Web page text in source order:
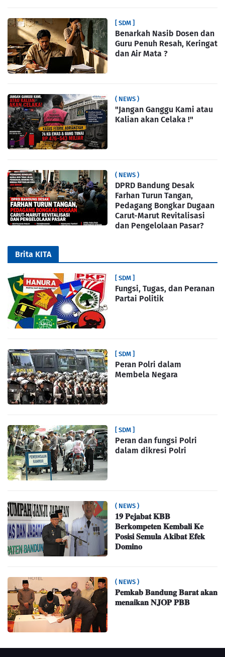
[ SDM ]
Benarkah Nasib Dosen dan
Guru Penuh Resah, Keringat
dan Air Mata ?
( NEWS )
"Jangan Ganggu Kami atau
Kalian akan Celaka !"
( NEWS )
DPRD Bandung Desak
Farhan Turun Tangan,
Pedagang Bongkar Dugaan
Carut-Marut Revitalisasi
dan Pengelolaan Pasar?
Brita KITA
[ SDM ]
Fungsi, Tugas, dan Peranan
Partai Politik
[ SDM ]
Peran Polri dalam
Membela Negara
[ SDM ]
Peran dan fungsi Polri
dalam dikresi Polri
( NEWS )
𝟏𝟗 𝐏𝐞𝐣𝐚𝐛𝐚𝐭 𝐊𝐁𝐁
𝐁𝐞𝐫𝐤𝐨𝐦𝐩𝐞𝐭𝐞𝐧 𝐊𝐞𝐦𝐛𝐚𝐥𝐢 𝐊𝐞
𝐏𝐨𝐬𝐢𝐬𝐢 𝐒𝐞𝐦𝐮𝐥𝐚 𝐀𝐤𝐢𝐛𝐚𝐭 𝐄𝐟𝐞𝐤
𝐃𝐨𝐦𝐢𝐧𝐨
( NEWS )
𝐏𝐞𝐦𝐤𝐚𝐛 𝐁𝐚𝐧𝐝𝐮𝐧𝐠 𝐁𝐚𝐫𝐚𝐭 𝐚𝐤𝐚𝐧
𝐦𝐞𝐧𝐚𝐢𝐤𝐚𝐧 𝐍𝐉𝐎𝐏 𝐏𝐁𝐁